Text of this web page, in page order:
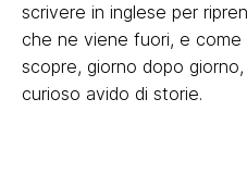
scrivere in inglese per
che ne viene fuori, e
scopre, giorno dopo
curioso avido di storie.